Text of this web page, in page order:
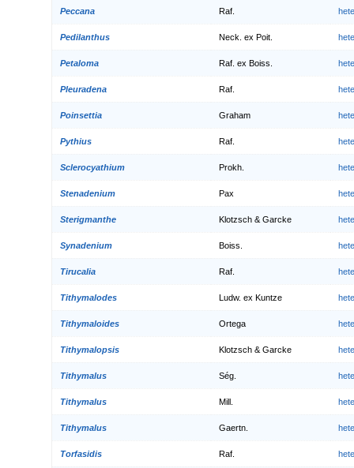
Peccana Raf.
Pedilanthus Neck. ex Poit.
Petaloma Raf. ex Boiss.
Pleuradena Raf.
Poinsettia Graham
Pythius Raf.
Sclerocyathium Prokh.
Stenadenium Pax
Sterigmanthe Klotzsch & Garcke
Synadenium Boiss.
Tirucalia Raf.
Tithymalodes Ludw. ex Kuntze
Tithymaloides Ortega
Tithymalopsis Klotzsch & Garcke
Tithymalus Ség.
Tithymalus Mill.
Tithymalus Gaertn.
Torfasidis Raf.